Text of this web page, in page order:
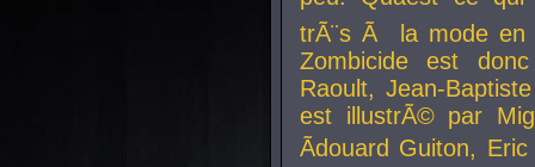
trÃ¨s Ã la mode en
Zombicide est
Raoult, Jean-
est illustrÃ© par
Ãdouard Guiton,